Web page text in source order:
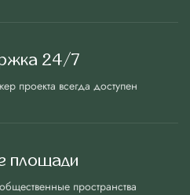
6579
24/7
проекта всегда доступен
площади
общественные пространства